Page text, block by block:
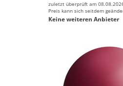
zuletzt überprüft am
Preis kann sich seitdem
Keine weiteren Anbieter